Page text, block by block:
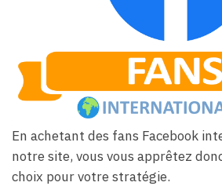
En achetant des fans Facebook
notre site, vous vous apprêtez
choix pour votre stratégie.